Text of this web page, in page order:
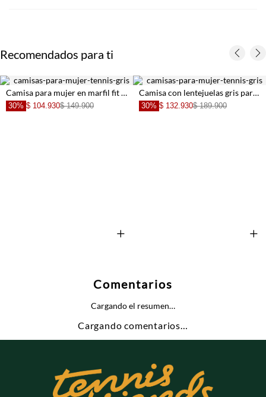
Recomendados para ti
+
Camisa para mujer en marfil fit relajado con lazos frontales
30% $ 104.930$ 149.900
+
Camisa con lentejuelas gris para mujer
30% $ 132.930$ 189.900
Comentarios
Cargando el resumen…
Cargando comentarios…